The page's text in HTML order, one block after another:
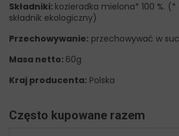
Składniki: kozieradka mielona* 100 %.
składnik ekologiczny)
Przechowywanie: przechowywać w
Masa netto: 60g
Kraj producenta: Polska
Często kupowane razem